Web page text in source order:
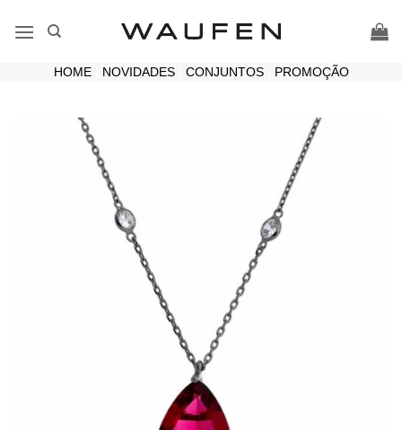
HOME| NOVIDADES| CONJUNTOS| PROMOÇÃO